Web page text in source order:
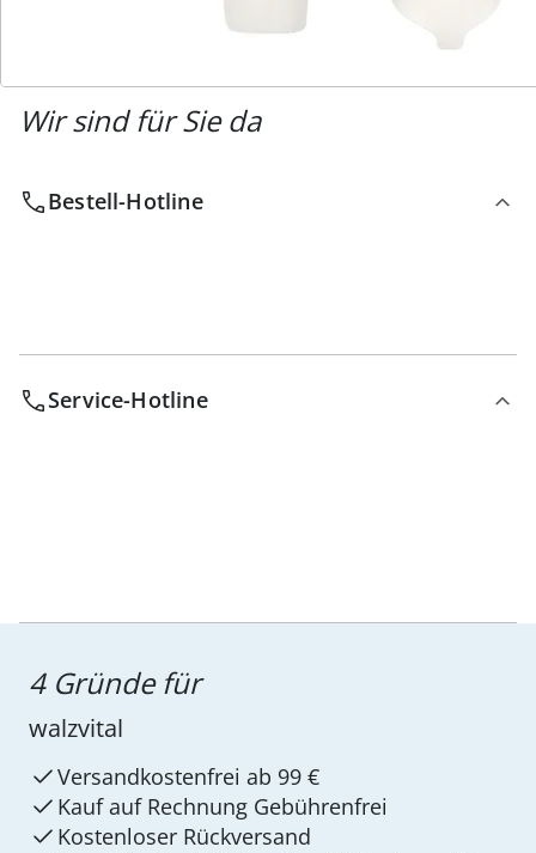
Wir sind für Sie da
Bestell-Hotline
Service-Hotline
4 Gründe für
walzvital
Versandkostenfrei ab 99 €
Kauf auf Rechnung Gebührenfrei
Kostenloser Rückversand